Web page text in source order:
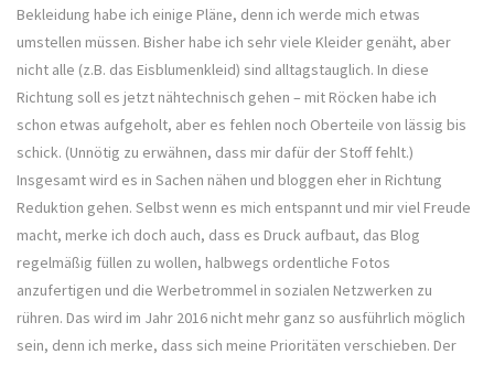
Bekleidung habe ich einige Pläne, denn ich werde mich etwas
umstellen müssen. Bisher habe ich sehr viele Kleider genäht, aber
nicht alle (z.B. das Eisblumenkleid) sind alltagstauglich. In diese
Richtung soll es jetzt nähtechnisch gehen – mit Röcken habe ich
schon etwas aufgeholt, aber es fehlen noch Oberteile von lässig bis
schick. (Unnötig zu erwähnen, dass mir dafür der Stoff fehlt.)
Insgesamt wird es in Sachen nähen und bloggen eher in Richtung
Reduktion gehen. Selbst wenn es mich entspannt und mir viel Freude
macht, merke ich doch auch, dass es Druck aufbaut, das Blog
regelmäßig füllen zu wollen, halbwegs ordentliche Fotos
anzufertigen und die Werbetrommel in sozialen Netzwerken zu
rühren. Das wird im Jahr 2016 nicht mehr ganz so ausführlich möglich
sein, denn ich merke, dass sich meine Prioritäten verschieben. Der